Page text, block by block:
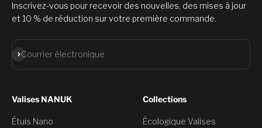
Inscrivez-vous pour recevoir des nouvelles, des mises à jour
et 10 % de réduction sur votre première commande.
Courrier électronique
S'abonner
Valises NANUK
Étuis Nano
Collections
Écologique Valises